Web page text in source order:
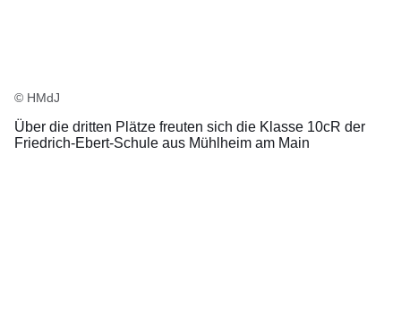
© HMdJ
Über die dritten Plätze freuten sich die Klasse 10cR der
Friedrich-Ebert-Schule aus Mühlheim am Main